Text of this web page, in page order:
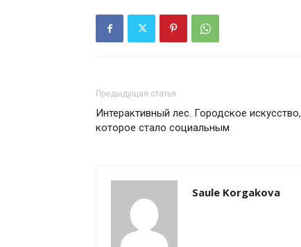
Предыдущая статья
Интерактивный лес. Городское искусство,
которое стало социальным
Saule Korgakova